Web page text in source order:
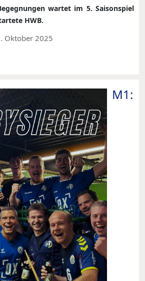
wartet im 5. Saisonspiel
HWB.
Oktober 2025
M1: